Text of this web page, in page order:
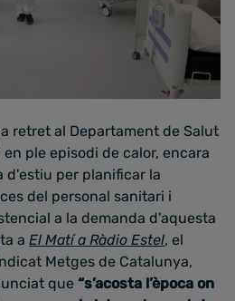
retret al Departament de Salut
ple episodi de calor, encara
d'estiu per planificar la
del personal sanitari i
a la demanda d'aquesta
a El Matí a Ràdio Estel, el
Metges de Catalunya,
que “s’acosta l’època on